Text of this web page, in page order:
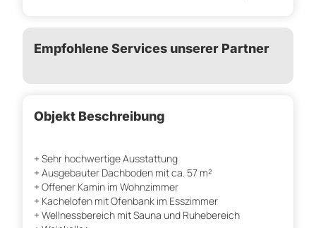
Empfohlene Services unserer Partner
Objekt Beschreibung
+ Sehr hochwertige Ausstattung
+ Ausgebauter Dachboden mit ca. 57 m²
+ Offener Kamin im Wohnzimmer
+ Kachelofen mit Ofenbank im Esszimmer
+ Wellnessbereich mit Sauna und Ruhebereich